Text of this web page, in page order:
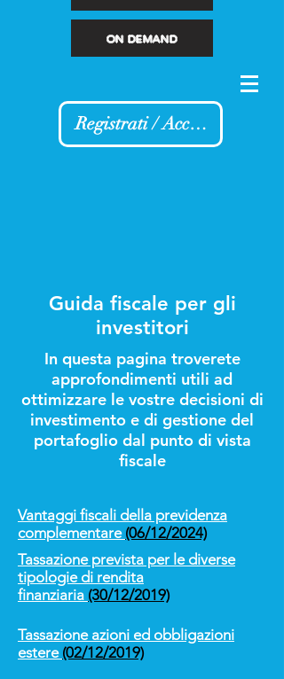
ON DEMAND
Registrati / Accedi
Guida fiscale per gli
investitori
In questa pagina troverete
approfondimenti utili ad
ottimizzare le vostre decisioni di
investimento e di gestione del
portafoglio dal punto di vista
fiscale
Vantaggi fiscali della previdenza
complementare (06/12/2024)
Tassazione prevista per le diverse
tipologie di rendita
finanziaria (30/12/2019)
Tassazione azioni ed obbligazioni
estere (02/12/2019)